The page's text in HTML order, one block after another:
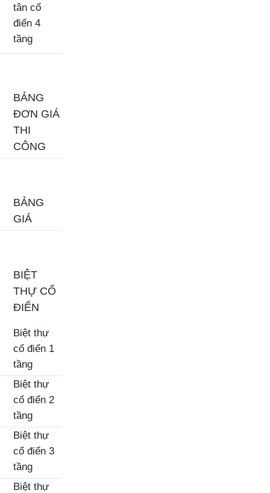
tân cổ
điển 4
tầng
BẢNG
ĐƠN GIÁ
THI
CÔNG
BẢNG
GIÁ
BIỆT
THỰ CỔ
ĐIỂN
Biệt thự
cổ điển 1
tầng
Biệt thự
cổ điển 2
tầng
Biệt thự
cổ điển 3
tầng
Biệt thự